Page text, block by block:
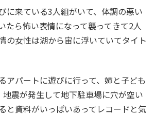
に来ている3人組がいて、体調の悪い
たら怖い表情になって襲ってきて2人
の女性は湖から宙に浮いていてタイト
アパートに遊びに行って、姉と子ども
震が発生して地下駐車場に穴が空い
と資料がいっぱいあってレコードと気